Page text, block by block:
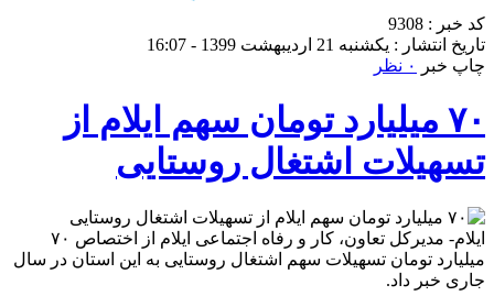
کد خبر : 9308
تاریخ انتشار : یکشنبه 21 اردیبهشت 1399 - 16:07
چاپ خبر
۰ نظر
۷۰ میلیارد تومان سهم ایلام از
تسهیلات اشتغال روستایی
ایلام- مدیرکل تعاون، کار و رفاه اجتماعی ایلام از اختصاص ۷۰
میلیارد تومان تسهیلات سهم اشتغال روستایی به این استان در سال
جاری خبر داد.